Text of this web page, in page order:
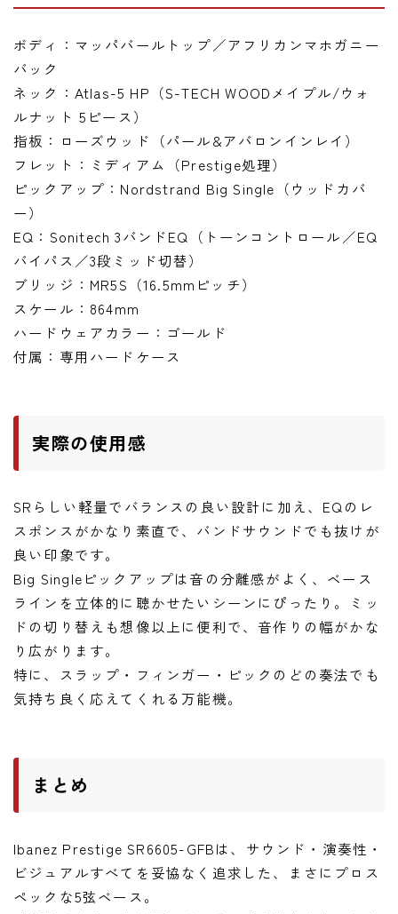
ボディ：マッパバールトップ／アフリカンマホガニー
バック
ネック：Atlas-5 HP（S-TECH WOODメイプル/ウォ
ルナット 5ピース）
指板：ローズウッド（パール&アバロンインレイ）
フレット：ミディアム（Prestige処理）
ピックアップ：Nordstrand Big Single（ウッドカバ
ー）
EQ：Sonitech 3バンドEQ（トーンコントロール／EQ
バイパス／3段ミッド切替）
ブリッジ：MR5S（16.5mmピッチ）
スケール：864mm
ハードウェアカラー：ゴールド
付属：専用ハードケース
実際の使用感
SRらしい軽量でバランスの良い設計に加え、EQのレ
スポンスがかなり素直で、バンドサウンドでも抜けが
良い印象です。
Big Singleピックアップは音の分離感がよく、ベース
ラインを立体的に聴かせたいシーンにぴったり。ミッ
ドの切り替えも想像以上に便利で、音作りの幅がかな
り広がります。
特に、スラップ・フィンガー・ピックのどの奏法でも
気持ち良く応えてくれる万能機。
まとめ
Ibanez Prestige SR6605-GFBは、サウンド・演奏性・
ビジュアルすべてを妥協なく追求した、まさにプロス
ペックな5弦ベース。